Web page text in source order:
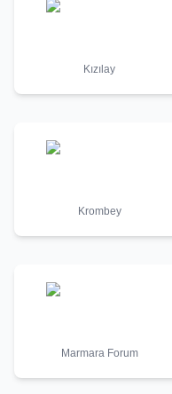
Kızılay
Krombey
Marmara Forum